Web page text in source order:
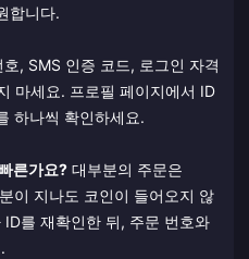
합니다.
, SMS 인증 코드, 로그인 자격
마세요. 프로필 페이지에서 ID
하나씩 확인하세요.
른가요? 대부분의 주문은
이 지나도 코인이 들어오지 않
를 재확인한 뒤, 주문 번호와